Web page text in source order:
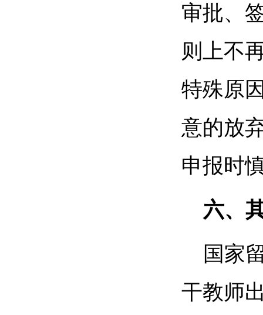
审批、
则上不
特殊原
意的放
申报时
六、
国家
干教师